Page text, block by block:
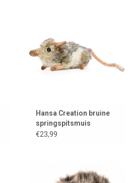
Hansa Creation bruine
springspitsmuis
€23,99